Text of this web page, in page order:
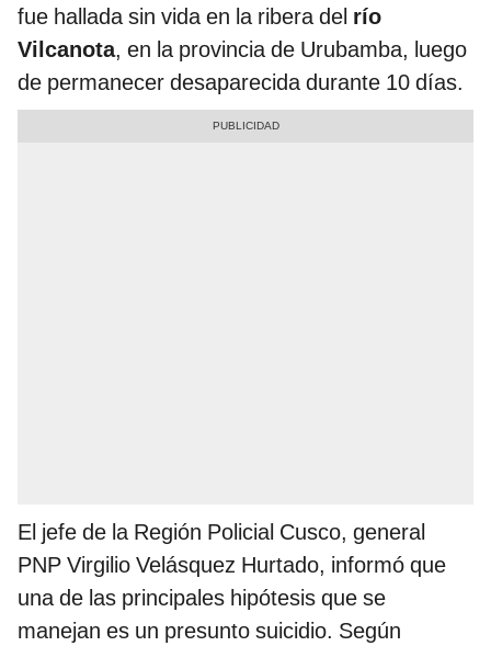
fue hallada sin vida en la ribera del río
Vilcanota, en la provincia de Urubamba, luego
de permanecer desaparecida durante 10 días.
El jefe de la Región Policial Cusco, general
PNP Virgilio Velásquez Hurtado, informó que
una de las principales hipótesis que se
manejan es un presunto suicidio. Según